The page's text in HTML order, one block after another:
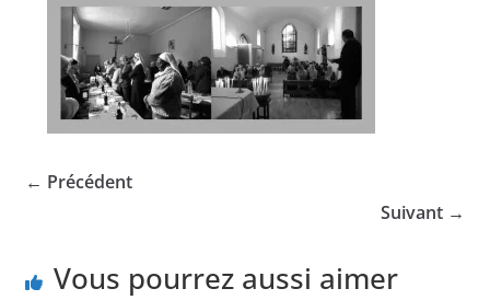
← Précédent
Suivant →
Vous pourrez aussi aimer